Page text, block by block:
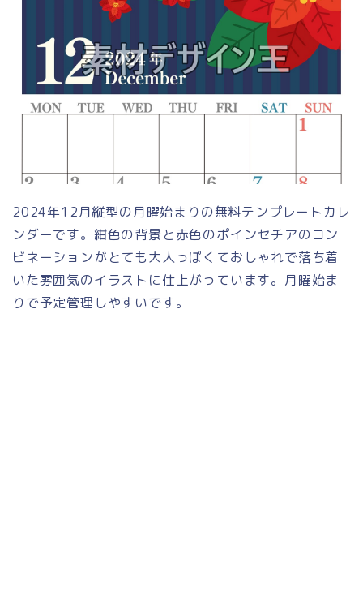
2024年12月縦型の月曜始まりの無料テンプレートカレ
ンダーです。紺色の背景と赤色のポインセチアのコン
ビネーションがとても大人っぽくておしゃれで落ち着
いた雰囲気のイラストに仕上がっています。月曜始ま
りで予定管理しやすいです。